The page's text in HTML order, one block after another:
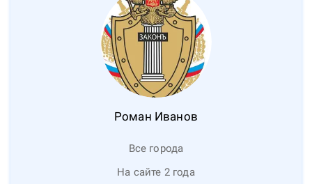
Роман Иванов
Все города
На сайте 2 года